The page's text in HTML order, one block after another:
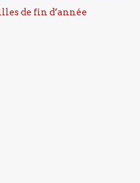
de fin d’année